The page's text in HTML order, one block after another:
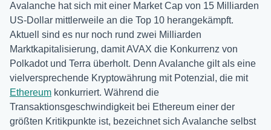
Avalanche hat sich mit einer Market Cap von 15 Milliarden
US-Dollar mittlerweile an die Top 10 herangekämpft.
Aktuell sind es nur noch rund zwei Milliarden
Marktkapitalisierung, damit AVAX die Konkurrenz von
Polkadot und Terra überholt. Denn Avalanche gilt als eine
vielversprechende Kryptowährung mit Potenzial, die mit
Ethereum konkurriert. Während die
Transaktionsgeschwindigkeit bei Ethereum einer der
größten Kritikpunkte ist, bezeichnet sich Avalanche selbst